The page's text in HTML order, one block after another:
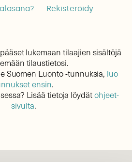
Rekisteröidy
lukemaan tilaajien sisältöjä
tilaustietosi.
Suomen Luonto -tunnuksia, luo
ensin.
Lisää tietoja löydätohjeet-
sivulta.